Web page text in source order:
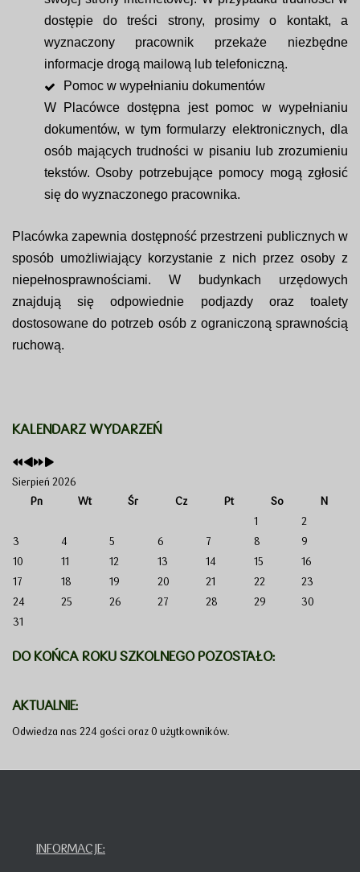
dostępie do treści strony, prosimy o kontakt, a
wyznaczony pracownik przekaże niezbędne
informacje drogą mailową lub telefoniczną.
Pomoc w wypełnianiu dokumentów
W Placówce dostępna jest pomoc w wypełnianiu
dokumentów, w tym formularzy elektronicznych, dla
osób mających trudności w pisaniu lub zrozumieniu
tekstów. Osoby potrzebujące pomocy mogą zgłosić
się do wyznaczonego pracownika.
Placówka zapewnia dostępność przestrzeni publicznych w
sposób umożliwiający korzystanie z nich przez osoby z
niepełnosprawnościami. W budynkach urzędowych
znajdują się odpowiednie podjazdy oraz toalety
dostosowane do potrzeb osób z ograniczoną sprawnością
ruchową.
KALENDARZ WYDARZEŃ
Sierpień 2026
Pn
Wt Śr Cz Pt So
N
1
2
3
4 5 6 7 8
9
10
11 12 13 14 15
16
17
18 19 20 21 22
23
24
25 26 27 28 29
30
31
DO KOŃCA ROKU SZKOLNEGO POZOSTAŁO:
AKTUALNIE:
Odwiedza nas 224 gości oraz 0 użytkowników.
INFORMACJE: